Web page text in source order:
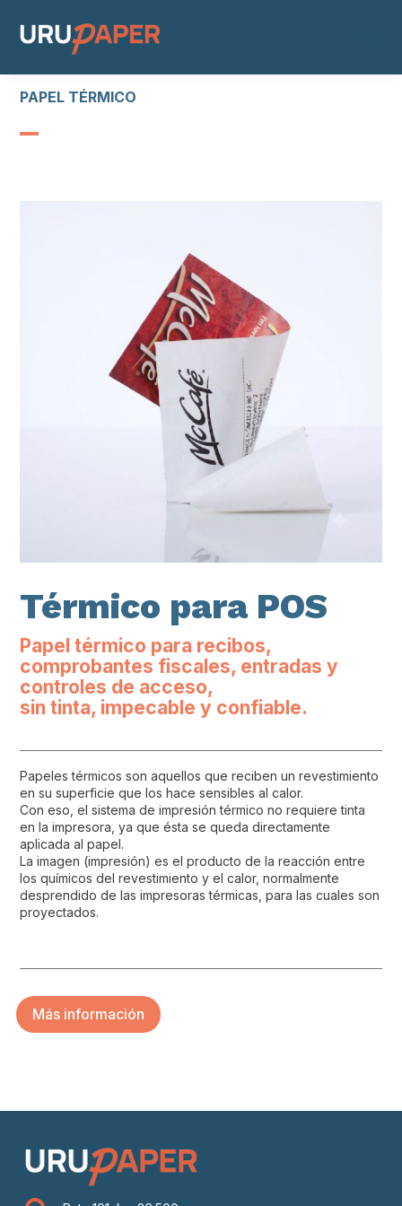
PAPEL TÉRMICO
Térmico para POS
Papel térmico para recibos,
comprobantes fiscales, entradas y
controles de acceso,
sin tinta, impecable y confiable.
Papeles térmicos son aquellos que reciben un revestimiento
en su superficie que los hace sensibles al calor.
Con eso, el sistema de impresión térmico no requiere tinta
en la impresora, ya que ésta se queda directamente
aplicada al papel.
La imagen (impresión) es el producto de la reacción entre
los químicos del revestimiento y el calor, normalmente
desprendido de las impresoras térmicas, para las cuales son
proyectados.
Más información